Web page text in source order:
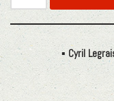
Étiquettes : Cyril